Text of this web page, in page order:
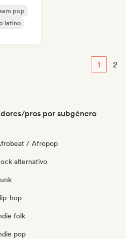
pop
latino
1 2
pros por subgénero
/ Afropop
alternativo
hop
folk
pop